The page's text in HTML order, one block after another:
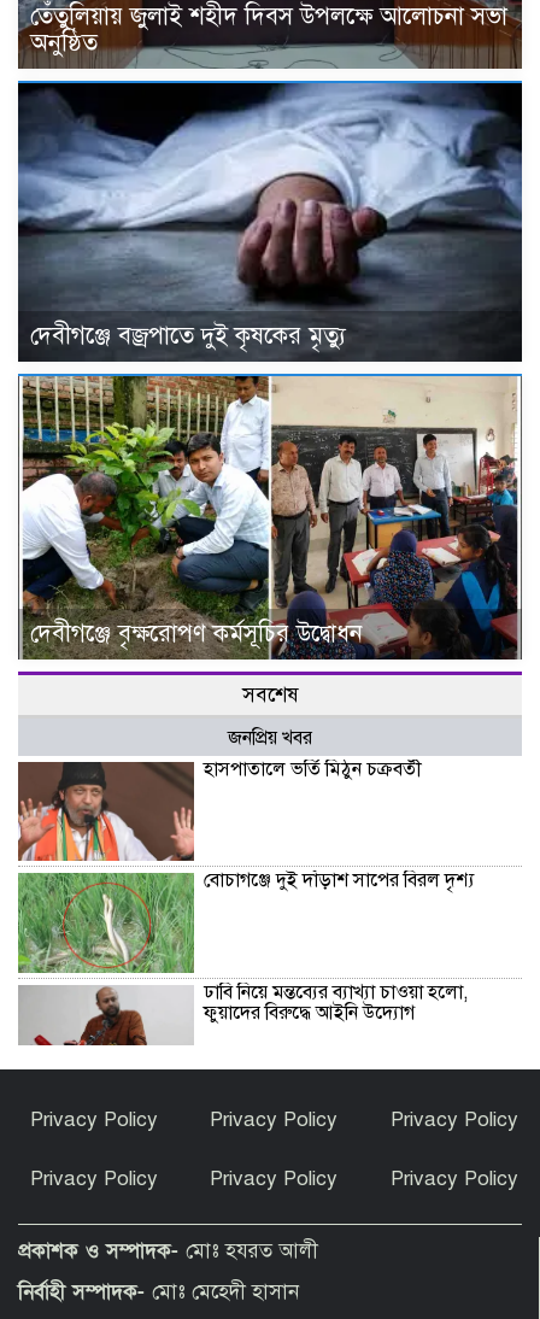
তেঁতুলিয়ায় জুলাই শহীদ দিবস উপলক্ষে আলোচনা সভা
অনুষ্ঠিত
দেবীগঞ্জে বজ্রপাতে দুই কৃষকের মৃত্যু
দেবীগঞ্জে বৃক্ষরোপণ কর্মসূচির উদ্বোধন
সবশেষ
জনপ্রিয় খবর
হাসপাতালে ভর্তি মিঠুন চক্রবর্তী
বোচাগঞ্জে দুই দাঁড়াশ সাপের বিরল দৃশ্য
ঢাবি নিয়ে মন্তব্যের ব্যাখ্যা চাওয়া হলো,
ফুয়াদের বিরুদ্ধে আইনি উদ্যোগ
সিনেমার ৪ মিনিটের দৃশ্য
নিরাপত্তা নিশ্চিত ও আসামীদের গ্রেফতারের
দাবিতে সংবাদ সম্মেল
Privacy Policy Privacy Policy Privacy Policy
Privacy Policy Privacy Policy Privacy Policy
প্রকাশক ও সম্পাদক- মোঃ হযরত আলী
নির্বাহী সম্পাদক- মোঃ মেহেদী হাসান